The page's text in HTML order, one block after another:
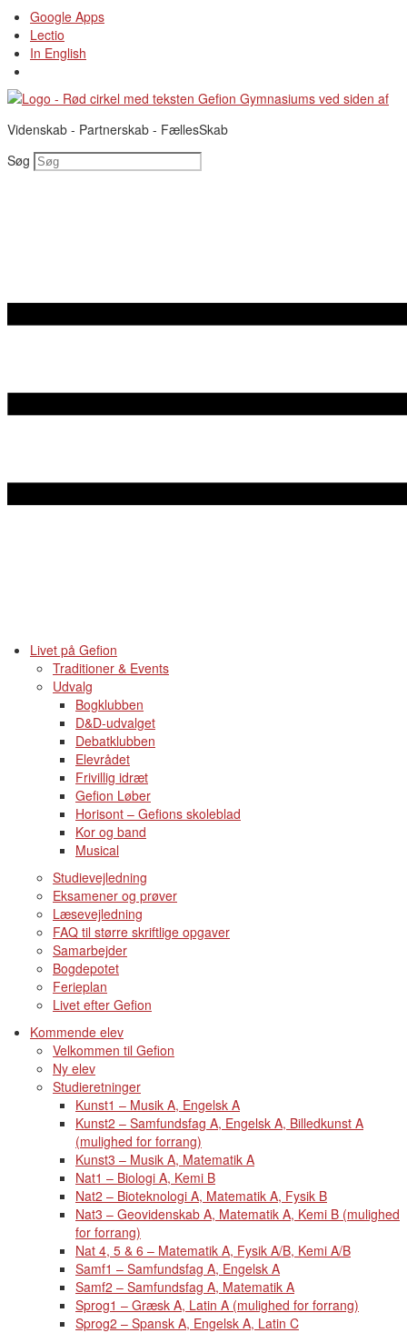
Videre
til
indhold
Google Apps
Lectio
In English
Videnskab - Partnerskab - FællesSkab
Søg
Livet på Gefion
Traditioner & Events
Udvalg
Bogklubben
D&D-udvalget
Debatklubben
Elevrådet
Frivillig idræt
Gefion Løber
Horisont – Gefions skoleblad
Kor og band
Musical
Studievejledning
Eksamener og prøver
Læsevejledning
FAQ til større skriftlige opgaver
Samarbejder
Bogdepotet
Ferieplan
Livet efter Gefion
Kommende elev
Velkommen til Gefion
Ny elev
Studieretninger
Kunst1 – Musik A, Engelsk A
Kunst2 – Samfundsfag A, Engelsk A, Billedkunst A
(mulighed for forrang)
Kunst3 – Musik A, Matematik A
Nat1 – Biologi A, Kemi B
Nat2 – Bioteknologi A, Matematik A, Fysik B
Nat3 – Geovidenskab A, Matematik A, Kemi B (mulighed
for forrang)
Nat 4, 5 & 6 – Matematik A, Fysik A/B, Kemi A/B
Samf1 – Samfundsfag A, Engelsk A
Samf2 – Samfundsfag A, Matematik A
Sprog1 – Græsk A, Latin A (mulighed for forrang)
Sprog2 – Spansk A, Engelsk A, Latin C